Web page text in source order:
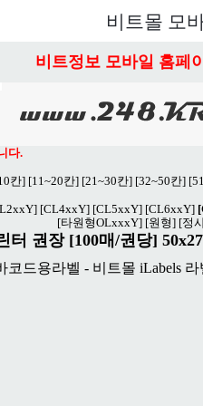
비트몰 모
비트정보 모바일 홈페
다.
칸] [11~20칸] [21~30칸] [32~50칸]
[CL4xxY] [CL5xxY] [CL6xxY]
[타원형OLxxxY] [원형] [정
터 권장 [100매/권당]
코드용라벨 - 비트몰 iLabels